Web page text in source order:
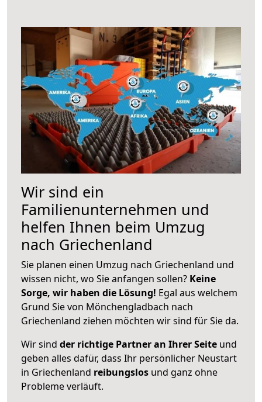
Wir sind ein
Familienunternehmen und
helfen Ihnen beim Umzug
nach Griechenland
Sie planen einen Umzug nach Griechenland und
wissen nicht, wo Sie anfangen sollen? Keine
Sorge, wir haben die Lösung! Egal aus welchem
Grund Sie von Mönchengladbach nach
Griechenland ziehen möchten wir sind für Sie da.
Wir sind der richtige Partner an Ihrer Seite und
geben alles dafür, dass Ihr persönlicher Neustart
in Griechenland reibungslos und ganz ohne
Probleme verläuft.